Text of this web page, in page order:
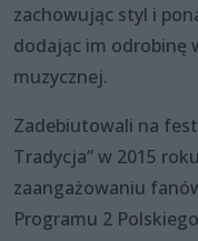
zachowując styl i
dodając im odrobinę
muzycznej.
Zadebiutowali na
Tradycja” w 2015
zaangażowaniu
Programu 2